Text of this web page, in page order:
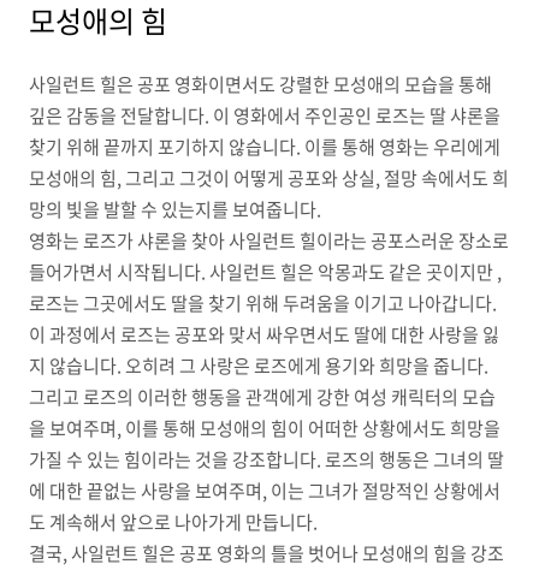
모성애의 힘
사일런트 힐은 공포 영화이면서도 강렬한 모성애의 모습을 통해
깊은 감동을 전달합니다. 이 영화에서 주인공인 로즈는 딸 샤론을
찾기 위해 끝까지 포기하지 않습니다. 이를 통해 영화는 우리에게
모성애의 힘, 그리고 그것이 어떻게 공포와 상실, 절망 속에서도 희
망의 빛을 발할 수 있는지를 보여줍니다.
영화는 로즈가 샤론을 찾아 사일런트 힐이라는 공포스러운 장소로
들어가면서 시작됩니다. 사일런트 힐은 악몽과도 같은 곳이지만 ,
로즈는 그곳에서도 딸을 찾기 위해 두려움을 이기고 나아갑니다.
이 과정에서 로즈는 공포와 맞서 싸우면서도 딸에 대한 사랑을 잃
지 않습니다. 오히려 그 사랑은 로즈에게 용기와 희망을 줍니다.
그리고 로즈의 이러한 행동을 관객에게 강한 여성 캐릭터의 모습
을 보여주며, 이를 통해 모성애의 힘이 어떠한 상황에서도 희망을
가질 수 있는 힘이라는 것을 강조합니다. 로즈의 행동은 그녀의 딸
에 대한 끝없는 사랑을 보여주며, 이는 그녀가 절망적인 상황에서
도 계속해서 앞으로 나아가게 만듭니다.
결국, 사일런트 힐은 공포 영화의 틀을 벗어나 모성애의 힘을 강조